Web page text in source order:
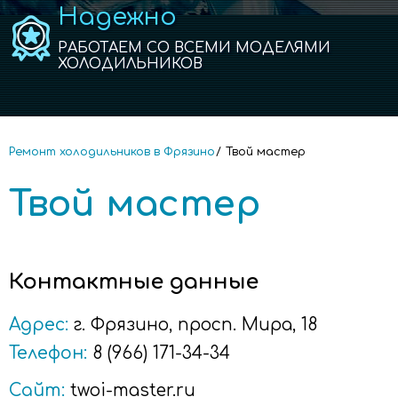
Надежно
РАБОТАЕМ СО ВСЕМИ МОДЕЛЯМИ
ХОЛОДИЛЬНИКОВ
Ремонт холодильников в Фрязино Твой мастер
Твой мастер
Контактные данные
Адрес: г.Фрязино, просп. Мира, 18
Телефон: 8 (966) 171-34-34
Сайт: twoi-master.ru